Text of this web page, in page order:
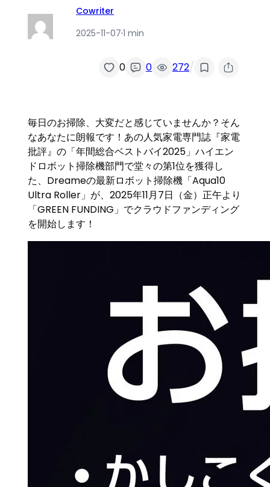
Cowriter
2025-11-07·1 min
0 0 272/
毎日のお掃除、大変だと感じていませんか？そん
なあなたに朗報です！あの人気家電専門誌『家電
批評』の「年間総合ベストバイ2025」ハイエン
ドロボット掃除機部門で堂々の第1位を獲得し
た、Dreameの最新ロボット掃除機「Aqua10
Ultra Roller」が、2025年11月7日（金）正午より
「GREEN FUNDING」でクラウドファンディング
を開始します！